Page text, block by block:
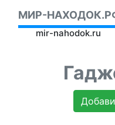
МИР-
mir-nahodok.ru